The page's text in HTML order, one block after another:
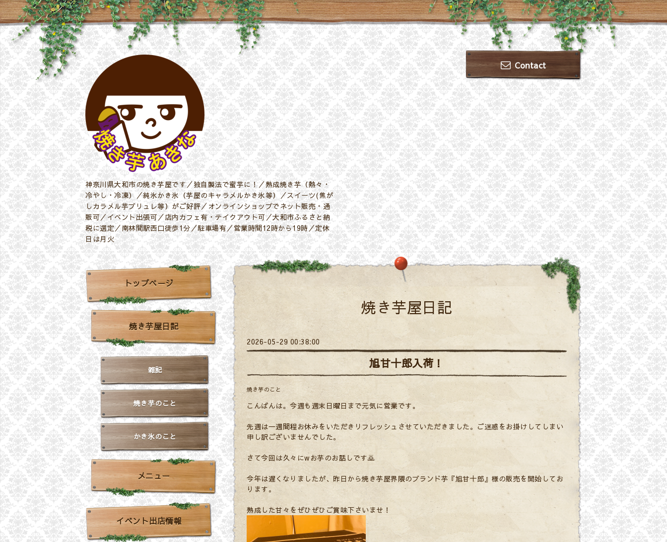
Contact
神奈川県大和市の焼き芋屋です／独自製法で蜜芋に！／熟成焼き芋（熱々・
冷やし・冷凍）／純氷かき氷（芋屋のキャラメルかき氷等）／スイーツ(焦が
しカラメル芋ブリュレ等）がご好評／オンラインショップでネット販売・通
販可／イベント出張可／店内カフェ有・テイクアウト可／大和市ふるさと納
税に選定／南林間駅西口徒歩1分／駐車場有／営業時間12時から19時／定休
日は月火
焼き芋屋日記
2026-05-29 00:38:00
旭甘十郎入荷！
焼き芋のこと
こんばんは。今週も週末日曜日まで元気に営業です。
先週は一週間程お休みをいただきリフレッシュさせていただきました。ご迷惑をお掛けしてしまい
申し訳ございませんでした。
さて今回は久々にwお芋のお話しです🙇
今年は遅くなりましたが、昨日から焼き芋屋界隈のブランド芋『旭甘十郎』様の販売を開始してお
ります。
熟成した甘々をぜひぜひご賞味下さいませ！
トップページ
焼き芋屋日記
雑記
焼き芋のこと
かき氷のこと
メニュー
イベント出店情報